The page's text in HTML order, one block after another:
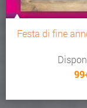
Festa di fine